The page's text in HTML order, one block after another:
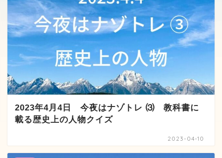
2023年4月4日 今夜はナゾトレ ⑶ 教科書に
載る歴史上の人物クイズ
2023-04-10